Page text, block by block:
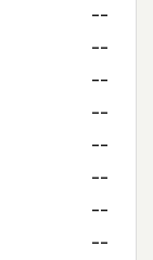
--
--
--
--
--
--
--
--